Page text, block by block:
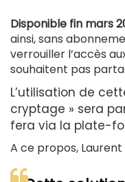
Disponible fin mars
ainsi, sans
verrouiller l’accès
souhaitent pas
L’utilisation de
cryptage » sera
fera via la plate-
A ce propos, Laurent